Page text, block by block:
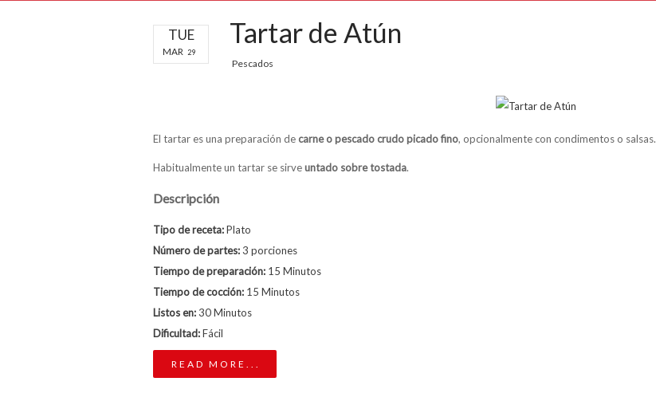
TUE
MAR 29
Tartar de Atún
Pescados
El tartar es una preparación de carne o pescado crudo picado fino, opcionalmente con condimentos o salsas.
Habitualmente un tartar se sirveuntado sobre tostada.
Descripción
Tipo de receta:Plato
Número de partes:3 porciones
Tiempo de preparación: 15 Minutos
Tiempo de cocción: 15 Minutos
Listos en:30 Minutos
Dificultad:Fácil
READ MORE...